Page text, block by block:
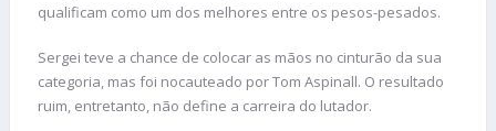
qualificam como um dos melhores entre os pesos-pesados.
Sergei teve a chance de colocar as mãos no cinturão da sua
categoria, mas foi nocauteado por Tom Aspinall. O resultado
ruim, entretanto, não define a carreira do lutador.